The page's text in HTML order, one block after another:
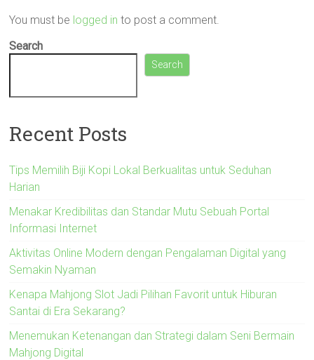
You must be logged in to post a comment.
Search
Search
Recent Posts
Tips Memilih Biji Kopi Lokal Berkualitas untuk Seduhan
Harian
Menakar Kredibilitas dan Standar Mutu Sebuah Portal
Informasi Internet
Aktivitas Online Modern dengan Pengalaman Digital yang
Semakin Nyaman
Kenapa Mahjong Slot Jadi Pilihan Favorit untuk Hiburan
Santai di Era Sekarang?
Menemukan Ketenangan dan Strategi dalam Seni Bermain
Mahjong Digital